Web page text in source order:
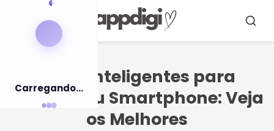
Carregando...
Apps Inteligentes para
Limpar seu Smartphone: Veja
os Melhores